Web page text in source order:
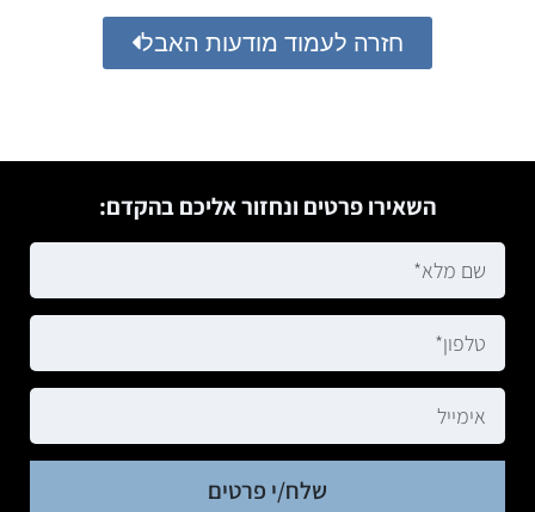
חזרה לעמוד מודעות האבל
השאירו פרטים ונחזור אליכם בהקדם:
שלח/י פרטים